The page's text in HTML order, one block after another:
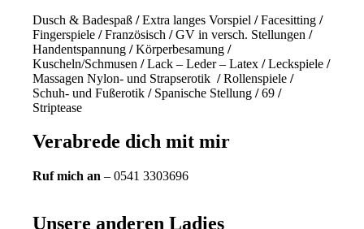
Dusch & Badespaß/Extra langes Vorspiel/Facesitting/
Fingerspiele/Französisch/GV in versch. Stellungen/
Handentspannung/Körperbesamung/
Kuscheln/Schmusen/Lack – Leder – Latex/Leckspiele/
Massagen Nylon- und Strapserotik/Rollenspiele/
Schuh- und Fußerotik/Spanische Stellung/69/
Striptease
Verabrede dich mit mir
Ruf mich an – 0541 3303696
Unsere anderen Ladies